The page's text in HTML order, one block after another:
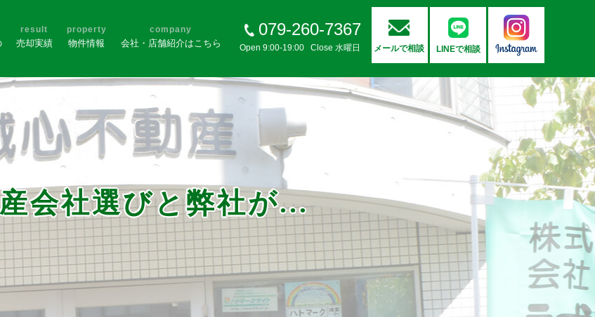
result
売却実績
property
物件情報
company
会社・店舗紹介はこちら
079-260-7367
Open 9:00-19:00 Close 水曜日 メールで相談 LINEで相談
会社選びと弊社が...